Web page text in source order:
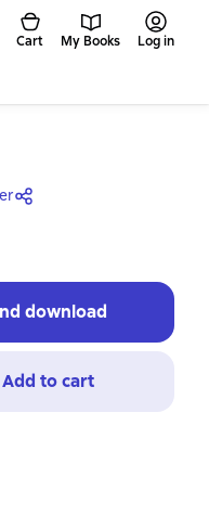
Cart My Books Log in
download
Add to cart